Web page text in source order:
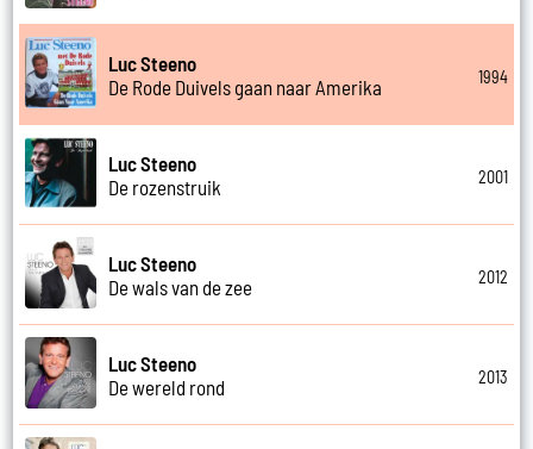
Luc Steeno
De Rode Duivels gaan naar Amerika
1994
Luc Steeno
De rozenstruik
2001
Luc Steeno
De wals van de zee
2012
Luc Steeno
De wereld rond
2013